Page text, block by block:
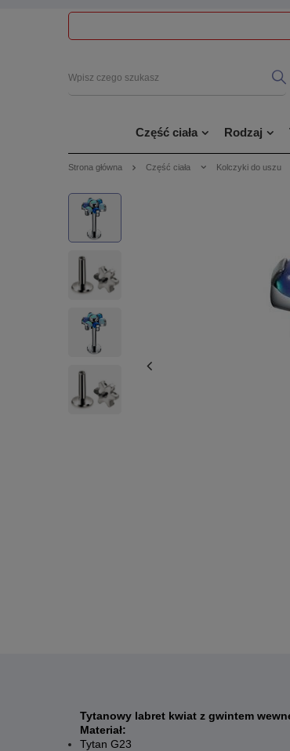
Część ciała Rodzaj
Strona główna Część ciała Kolczyki do uszu
Tytanowy labret kwiat z gwintem
Materiał:
Tytan G23